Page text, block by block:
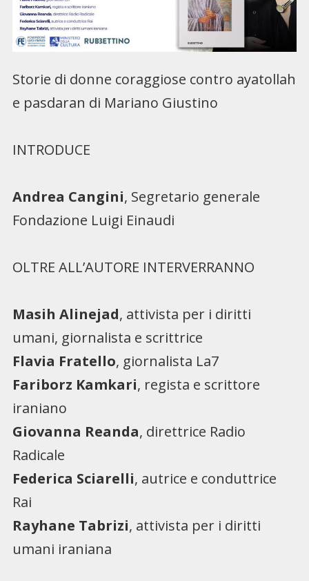
Storie di donne coraggiose contro ayatollah
e pasdaran di Mariano Giustino
INTRODUCE
Andrea Cangini, Segretario generale
Fondazione Luigi Einaudi
OLTRE ALL’AUTORE INTERVERRANNO
Masih Alinejad, attivista per i diritti
umani, giornalista e scrittrice
Flavia Fratello, giornalista La7
Fariborz Kamkari, regista e scrittore
iraniano
Giovanna Reanda, direttrice Radio
Radicale
Federica Sciarelli, autrice e conduttrice
Rai
Rayhane Tabrizi, attivista per i diritti
umani iraniana